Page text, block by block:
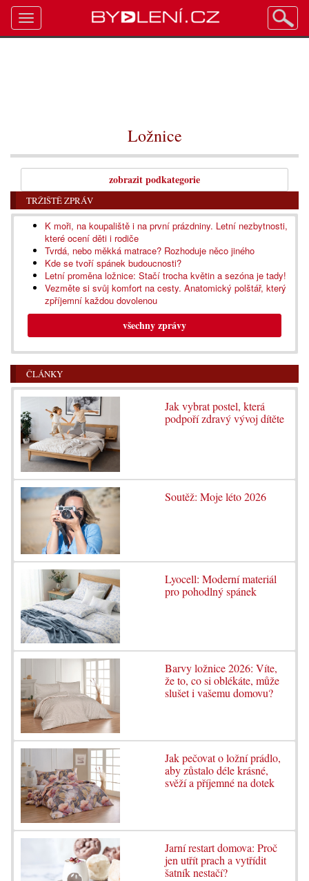
Ložnice
zobrazit podkategorie
TRŽIŠTĚ ZPRÁV
K moři, na koupaliště i na první prázdniny. Letní nezbytnosti,
které ocení děti i rodiče
Tvrdá, nebo měkká matrace? Rozhoduje něco jiného
Kde se tvoří spánek budoucnosti?
Letní proměna ložnice: Stačí trocha květin a sezóna je tady!
Vezměte si svůj komfort na cesty. Anatomický polštář, který
zpříjemní každou dovolenou
všechny zprávy
ČLÁNKY
Jak vybrat postel, která
podpoří zdravý vývoj dítěte
Soutěž: Moje léto 2026
Lyocell: Moderní materiál
pro pohodlný spánek
Barvy ložnice 2026: Víte,
že to, co si oblékáte, může
slušet i vašemu domovu?
Jak pečovat o ložní prádlo,
aby zůstalo déle krásné,
svěží a příjemné na dotek
Jarní restart domova: Proč
jen utřít prach a vytřídit
šatník nestačí?
Toggle
navigation